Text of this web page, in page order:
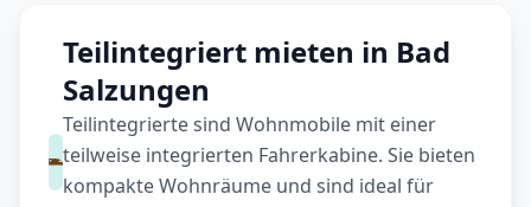
Teilintegriert mieten in Bad
Salzungen
Teilintegrierte sind Wohnmobile mit einer
teilweise integrierten Fahrerkabine. Sie bieten
kompakte Wohnräume und sind ideal für